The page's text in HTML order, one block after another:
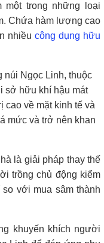
một trong những loại
Chứa hàm lượng cao
nhiều công dụng hữu
núi Ngọc Linh, thuộc
sở hữu khí hậu mát
cao về mặt kinh tế và
mức và trở nên khan
là giải pháp thay thế
trồng chủ động kiểm
với mua sâm thành
khuyến khích người